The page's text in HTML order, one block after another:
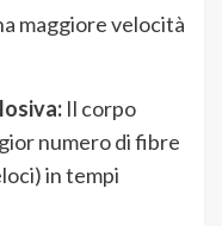
maggiore velocità
Il corpo
numero di fibre
in tempi